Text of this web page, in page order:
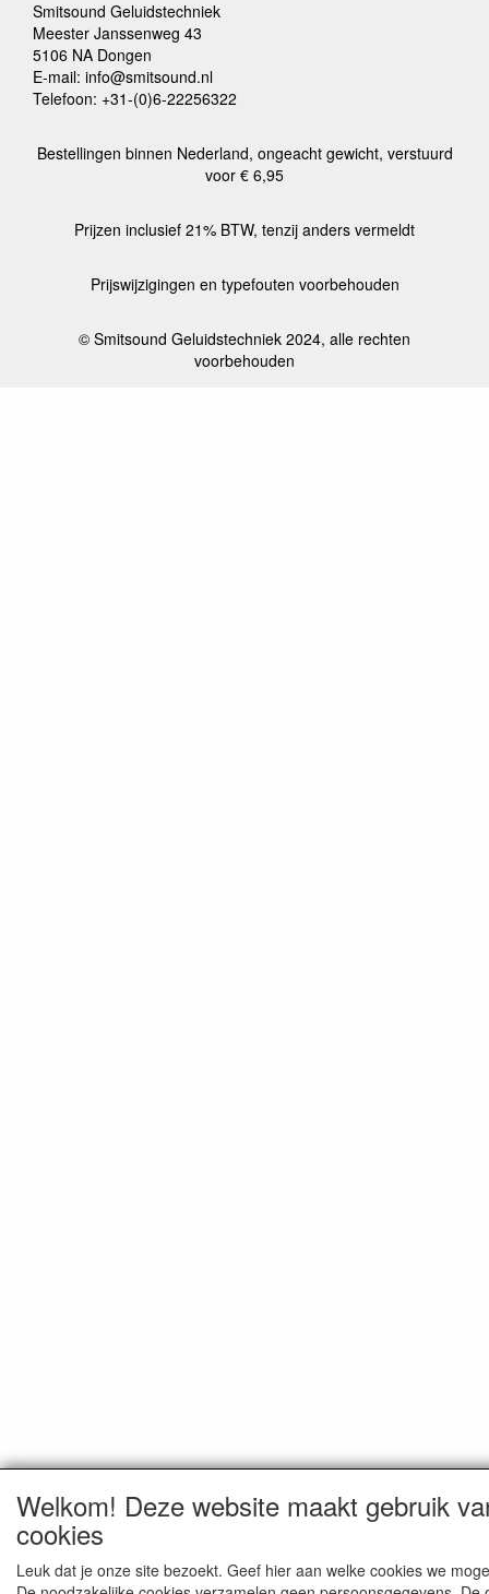
Smitsound Geluidstechniek
Meester Janssenweg 43
5106 NA Dongen
E-mail: info@smitsound.nl
Telefoon: +31-(0)6-22256322
Bestellingen binnen Nederland, ongeacht gewicht, verstuurd
voor € 6,95
Prijzen inclusief 21% BTW, tenzij anders vermeldt
Prijswijzigingen en typefouten voorbehouden
© Smitsound Geluidstechniek 2024, alle rechten
voorbehouden
Welkom! Deze website maakt gebruik
cookies
Leuk dat je onze site bezoekt. Geef hier aan welke cookies we